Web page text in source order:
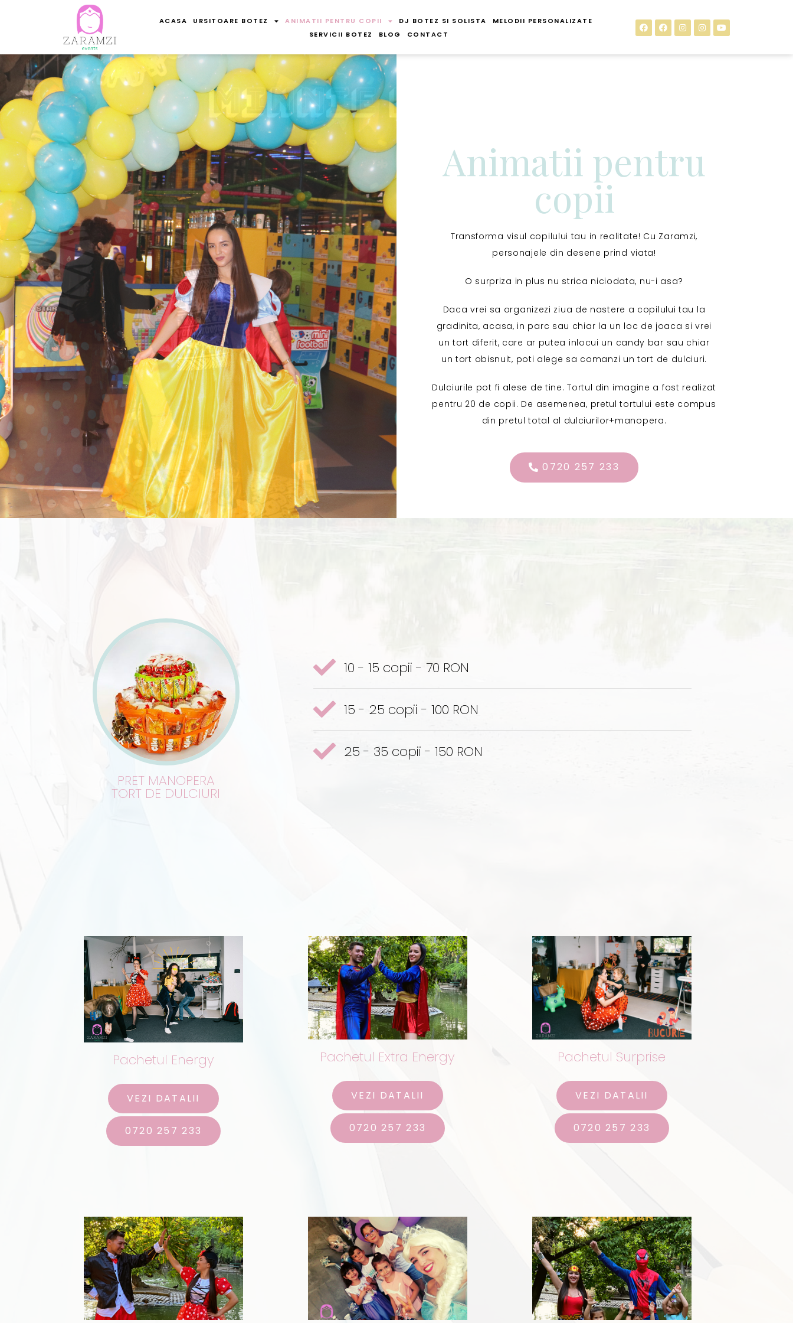
ACASA URSITOARE BOTEZ ANIMATII PENTRU COPII DJ BOTEZ SI SOLISTA
MELODII PERSONALIZATE
SERVICII BOTEZ
BLOG CONTACT
Animatii pentru
copii
Transforma visul copilului tau in realitate! Cu Zaramzi,
personajele din desene prind viata!
O surpriza in plus nu strica niciodata, nu-i asa?
Daca vrei sa organizezi ziua de nastere a copilului tau la
gradinita, acasa, in parc sau chiar la un loc de joaca si vrei
un tort diferit, care ar putea inlocui un candy bar sau chiar
un tort obisnuit, poti alege sa comanzi un tort de dulciuri.
Dulciurile pot fi alese de tine. Tortul din imagine a fost realizat
pentru 20 de copii. De asemenea, pretul tortului este compus
din pretul total al dulciurilor+manopera.
0720 257 233
PRET MANOPERA
TORT DE DULCIURI
10 - 15 copii - 70 RON
15 - 25 copii - 100 RON
25 - 35 copii - 150 RON
Pachetul Energy
VEZI DATALII
0720 257 233
Pachetul Extra Energy
VEZI DATALII
0720 257 233
Pachetul Surprise
VEZI DATALII
0720 257 233